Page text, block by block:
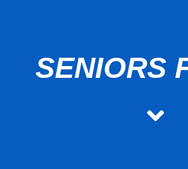
SENIORS